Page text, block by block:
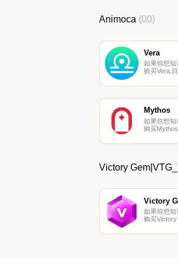
币交易所页
etherland
Animoca (00)
Vera
如果你想知
购买Vera,
Gate.io、
DODO（
的加密货币
他列表.
Mythos
如果你想知
购买
Uniswap（
Victory
Victory
如果你想知
购买
货币交易所